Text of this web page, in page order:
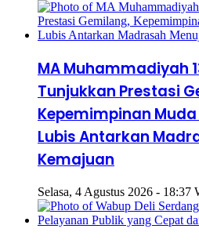
MA Muhammadiyah
Tunjukkan Prestasi
Kepemimpinan Muda
Lubis Antarkan
Kemajuan
Selasa, 4 Agustus 2026 - 18:37